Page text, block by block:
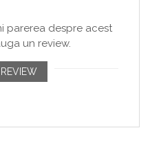
parerea despre acest
un review.